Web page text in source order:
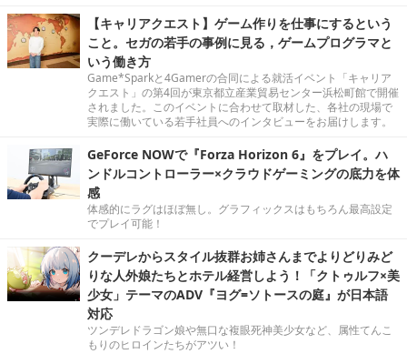
【キャリアクエスト】ゲーム作りを仕事にするという
こと。セガの若手の事例に見る，ゲームプログラマと
いう働き方
Game*Sparkと4Gamerの合同による就活イベント「キャリア
クエスト」の第4回が東京都立産業貿易センター浜松町館で開催
されました。このイベントに合わせて取材した、各社の現場で
実際に働いている若手社員へのインタビューをお届けします。
GeForce NOWで『Forza Horizon 6』をプレイ。ハ
ンドルコントローラー×クラウドゲーミングの底力を体
感
体感的にラグはほぼ無し。グラフィックスはもちろん最高設定
でプレイ可能！
クーデレからスタイル抜群お姉さんまでよりどりみど
りな人外娘たちとホテル経営しよう！「クトゥルフ×美
少女」テーマのADV『ヨグ=ソトースの庭』が日本語
対応
ツンデレドラゴン娘や無口な複眼死神美少女など、属性てんこ
もりのヒロインたちがアツい！